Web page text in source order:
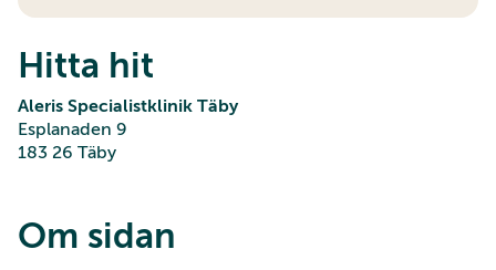
Hitta hit
Aleris Specialistklinik Täby
Esplanaden 9
183 26 Täby
Om sidan